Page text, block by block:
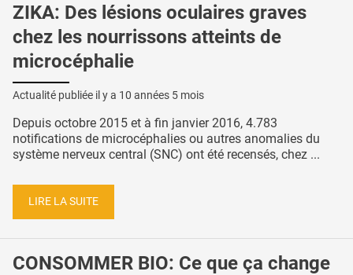
ZIKA: Des lésions oculaires graves
chez les nourrissons atteints de
microcéphalie
Actualité publiée il y a 10 années 5 mois
Depuis octobre 2015 et à fin janvier 2016, 4.783
notifications de microcéphalies ou autres anomalies du
système nerveux central (SNC) ont été recensés, chez ...
LIRE LA SUITE
CONSOMMER BIO: Ce que ça change